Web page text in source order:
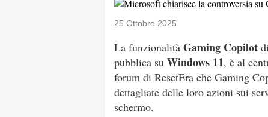
25 Ottobre 2025
La funzionalità Gaming Copilot
pubblica su Windows 11, è al
forum di ResetEra che Gaming
dettagliate delle loro azioni sui
schermo.